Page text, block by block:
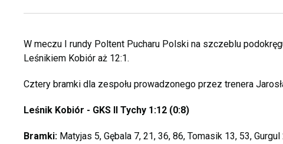
W meczu I rundy Poltent Pucharu Polski na szczeblu
Leśnikiem Kobiór aż 12:1.
Cztery bramki dla zespołu prowadzonego przez trenera
Leśnik Kobiór - GKS II Tychy 1:12 (0:8)
Bramki: Matyjas 5, Gębala 7, 21, 36, 86, Tomasik 13, 53,